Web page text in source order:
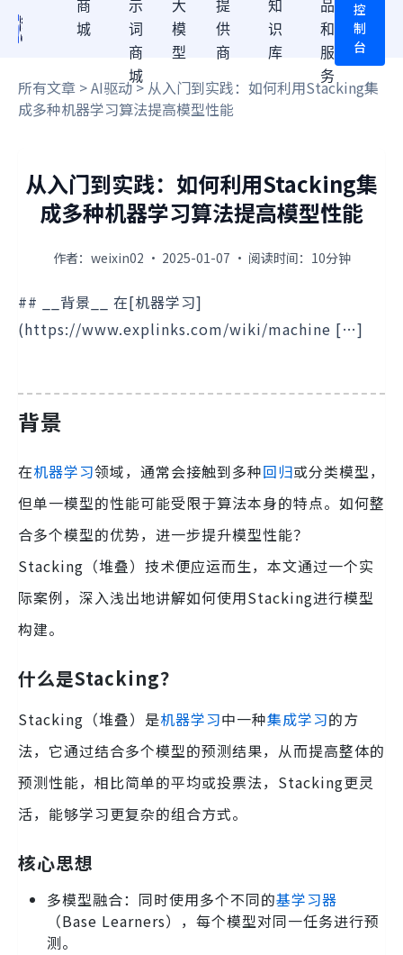
商
城
示
词
商
城
大
模
型
提
供
商
知
识
库
品
和
服
务
控
制
台
所有文章 >AI驱动> 从入门到实践：如何利用Stacking集
成多种机器学习算法提高模型性能
从入门到实践：如何利用Stacking集
成多种机器学习算法提高模型性能
作者：weixin02 · 2025-01-07 · 阅读时间：10分钟
## __背景__ 在[机器学习]
(https://www.explinks.com/wiki/machine […]
背景
在机器学习领域，通常会接触到多种回归或分类模型，
但单一模型的性能可能受限于算法本身的特点。如何整
合多个模型的优势，进一步提升模型性能？
Stacking（堆叠）技术便应运而生，本文通过一个实
际案例，深入浅出地讲解如何使用Stacking进行模型
构建。
什么是Stacking？
Stacking（堆叠）是机器学习中一种集成学习的方
法，它通过结合多个模型的预测结果，从而提高整体的
预测性能，相比简单的平均或投票法，Stacking更灵
活，能够学习更复杂的组合方式。
核心思想
多模型融合：同时使用多个不同的基学习器
（Base Learners），每个模型对同一任务进行预
测。